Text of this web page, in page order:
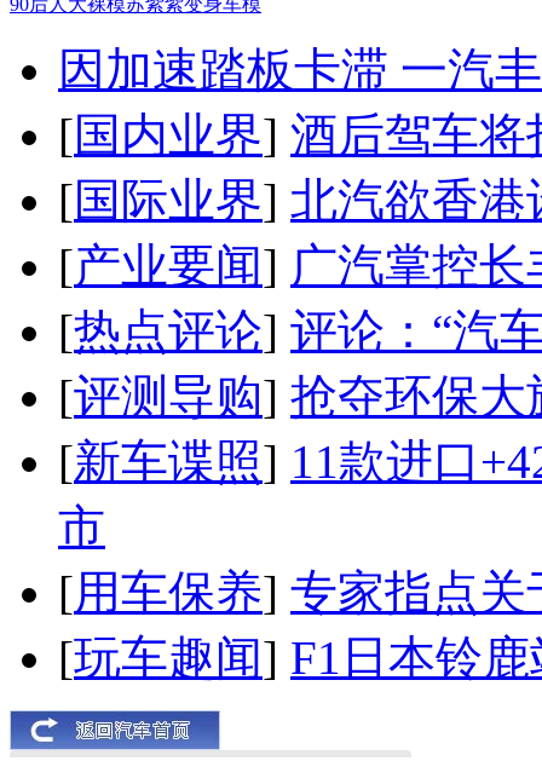
90后人大裸模苏紫紫变身车模
因加速踏板卡滞 一汽
[国内业界] 酒后驾车将
[国际业界] 北汽欲香港
[产业要闻] 广汽掌控
[热点评论] 评论：“汽
[评测导购] 抢夺环保大
[新车谍照] 11款进口
市
[用车保养] 专家指点关
[玩车趣闻] F1日本铃